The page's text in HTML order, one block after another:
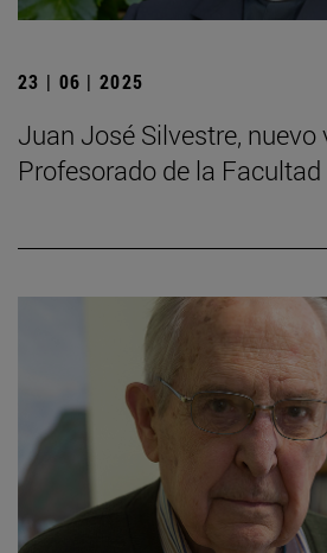
23 | 06 | 2025
Juan José Silvestre, nuevo
Profesorado de la